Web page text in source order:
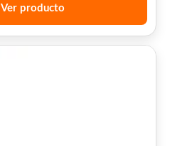
Ver producto